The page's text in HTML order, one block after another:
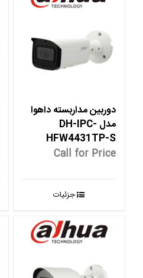
دوربین مداربسته داهوا
مدل DH-IPC-
HFW4431TP-S
Call for Price
جزئیات